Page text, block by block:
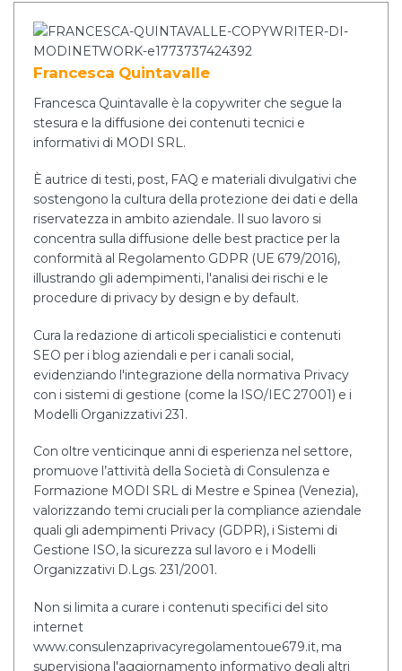
Francesca Quintavalle
Francesca Quintavalle è la copywriter che segue la
stesura e la diffusione dei contenuti tecnici e
informativi di MODI SRL.
È autrice di testi, post, FAQ e materiali divulgativi che
sostengono la cultura della protezione dei dati e della
riservatezza in ambito aziendale. Il suo lavoro si
concentra sulla diffusione delle best practice per la
conformità al Regolamento GDPR (UE 679/2016),
illustrando gli adempimenti, l'analisi dei rischi e le
procedure di privacy by design e by default.
Cura la redazione di articoli specialistici e contenuti
SEO per i blog aziendali e per i canali social,
evidenziando l'integrazione della normativa Privacy
con i sistemi di gestione (come la ISO/IEC 27001) e i
Modelli Organizzativi 231.
Con oltre venticinque anni di esperienza nel settore,
promuove l’attività della Società di Consulenza e
Formazione MODI SRL di Mestre e Spinea (Venezia),
valorizzando temi cruciali per la compliance aziendale
quali gli adempimenti Privacy (GDPR), i Sistemi di
Gestione ISO, la sicurezza sul lavoro e i Modelli
Organizzativi D.Lgs. 231/2001.
Non si limita a curare i contenuti specifici del sito
internet
www.consulenzaprivacyregolamentoue679.it, ma
supervisiona l'aggiornamento informativo degli altri